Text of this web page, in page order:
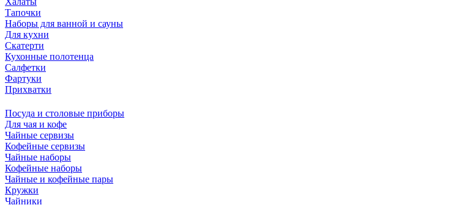
Тапочки
Наборы для ванной и сауны
Для кухни
Скатерти
Кухонные полотенца
Салфетки
Фартуки
Прихватки
Посуда и столовые приборы
Для чая и кофе
Чайные сервизы
Кофейные сервизы
Чайные наборы
Кофейные наборы
Чайные и кофейные пары
Кружки
Чайники